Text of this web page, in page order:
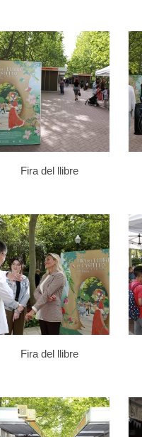
Fira del llibre
Fira del llibre